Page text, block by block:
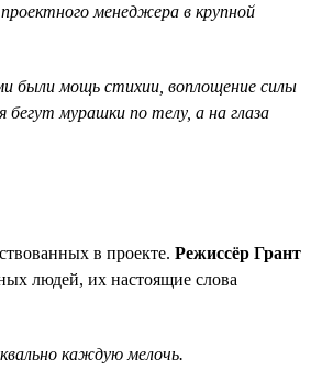
менеджера в крупной
были мощь стихии, воплощение силы
мурашки по телу, а на глаза
в проекте. Режиссёр Грант
людей, их настоящие слова
каждую мелочь.